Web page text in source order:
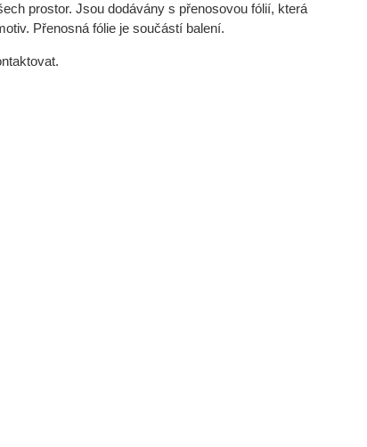
prostor. Jsou dodávány s přenosovou fólií, která
Přenosná fólie je součástí balení.